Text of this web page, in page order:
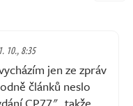
10., 8:35
jen ze zpráv
článků neslo